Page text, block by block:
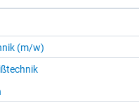
(m/​w)